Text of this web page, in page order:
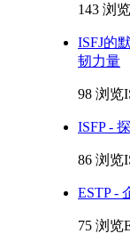
143 浏览
ISFJ的
韧力量
98 浏览
ISFP -
86 浏览
ESTP -
75 浏览